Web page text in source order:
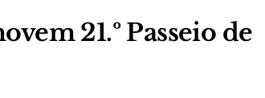
21.º Passeio de